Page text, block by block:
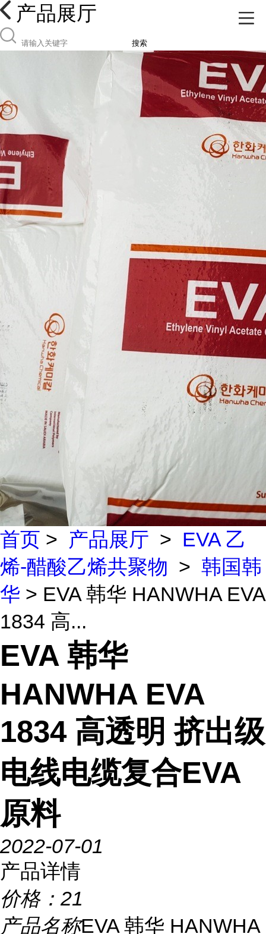
产品展厅
搜索
首页 > 产品展厅 > EVA 乙
烯-醋酸乙烯共聚物 > 韩国韩
华 > EVA 韩华 HANWHA EVA
1834 高...
EVA 韩华
HANWHA EVA
1834 高透明 挤出级
电线电缆复合EVA
原料
2022-07-01
产品详情
价格： 21
产品名称EVA 韩华 HANWHA